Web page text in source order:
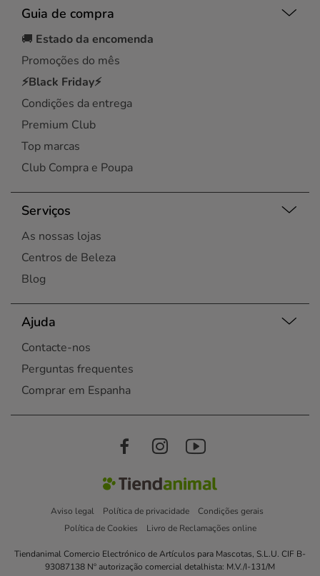
Guia de compra
🚚 Estado da encomenda
Promoções do mês
⚡Black Friday⚡
Condições da entrega
Premium Club
Top marcas
Club Compra e Poupa
Serviços
As nossas lojas
Centros de Beleza
Blog
Ajuda
Contacte-nos
Perguntas frequentes
Comprar em Espanha
Aviso legal Política de privacidade
Condições gerais
Política de Cookies
Livro de Reclamações online
Tiendanimal Comercio Electrónico de Artículos para Mascotas, S.L.U. CIF B-
93087138 Nº autorização comercial detalhista: M.V./I-131/M